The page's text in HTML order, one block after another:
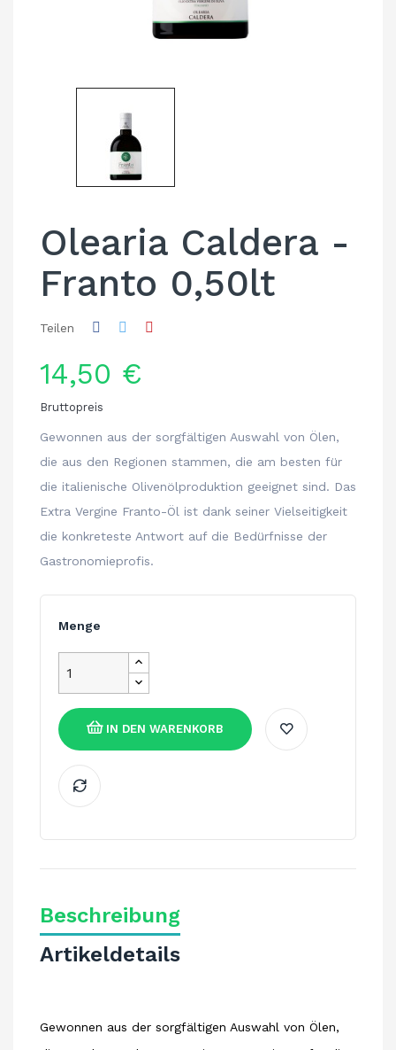
Olearia Caldera -
Franto 0,50lt
Teilen
14,50 €
Bruttopreis
Gewonnen aus der sorgfältigen Auswahl von Ölen,
die aus den Regionen stammen, die am besten für
die italienische Olivenölproduktion geeignet sind. Das
Extra Vergine Franto-Öl ist dank seiner Vielseitigkeit
die konkreteste Antwort auf die Bedürfnisse der
Gastronomieprofis.
Menge
IN DEN WARENKORB
Beschreibung
Artikeldetails
Gewonnen aus der sorgfältigen Auswahl von Ölen,